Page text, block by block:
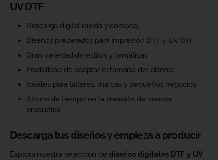
UV DTF
Descarga digital rápida y cómoda.
Diseños preparados para impresión DTF y UV DTF.
Gran variedad de estilos y temáticas.
Posibilidad de adaptar el tamaño del diseño.
Ideales para talleres, marcas y pequeños negocios.
Ahorro de tiempo en la creación de nuevos
productos.
Descarga tus diseños y empieza a producir
Explora nuestra selección de diseños digitales DTF y UV